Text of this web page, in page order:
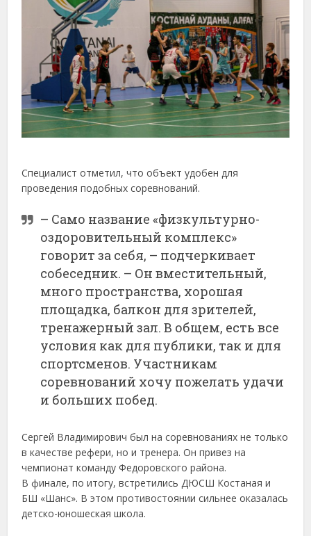
Специалист отметил, что объект удобен для
проведения подобных соревнований.
– Само название «физкультурно-
оздоровительный комплекс»
говорит за себя, – подчеркивает
собеседник. – Он вместительный,
много пространства, хорошая
площадка, балкон для зрителей,
тренажерный зал. В общем, есть все
условия как для публики, так и для
спортсменов. Участникам
соревнований хочу пожелать удачи
и больших побед.
Сергей Владимирович был на соревнованиях не только
в качестве рефери, но и тренера. Он привез на
чемпионат команду Федоровского района.
В финале, по итогу, встретились ДЮСШ Костаная и
БШ «Шанс». В этом противостоянии сильнее оказалась
детско-юношеская школа.